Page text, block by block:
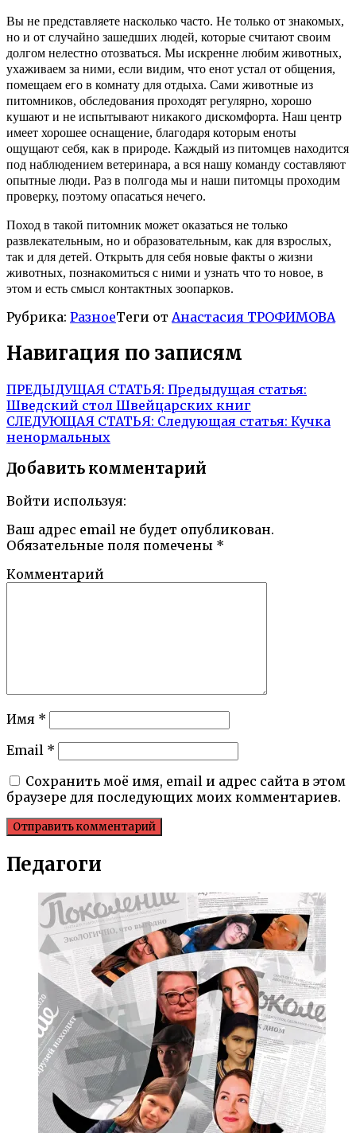
Вы не представляете насколько часто. Не только от знакомых,
но и от случайно зашедших людей, которые считают своим
долгом нелестно отозваться. Мы искренне любим животных,
ухаживаем за ними, если видим, что енот устал от общения,
помещаем его в комнату для отдыха. Сами животные из
питомников, обследования проходят регулярно, хорошо
кушают и не испытывают никакого дискомфорта. Наш центр
имеет хорошее оснащение, благодаря которым еноты
ощущают себя, как в природе. Каждый из питомцев находится
под наблюдением ветеринара, а вся нашу команду составляют
опытные люди. Раз в полгода мы и наши питомцы проходим
проверку, поэтому опасаться нечего.
Поход в такой питомник может оказаться не только
развлекательным, но и образовательным, как для взрослых,
так и для детей. Открыть для себя новые факты о жизни
животных, познакомиться с ними и узнать что то новое, в
этом и есть смысл контактных зоопарков.
Рубрика: РазноеТеги от Анастасия ТРОФИМОВА
Навигация по записям
ПРЕДЫДУЩАЯ СТАТЬЯ: Предыдущая статья:
Шведский стол Швейцарских книг
СЛЕДУЮЩАЯ СТАТЬЯ: Следующая статья: Кучка
ненормальных
Добавить комментарий
Войти используя:
Ваш адрес email не будет опубликован.
Обязательные поля помечены *
Комментарий
Имя *
Email *
Сохранить моё имя, email и адрес сайта в этом
браузере для последующих моих комментариев.
Педагоги